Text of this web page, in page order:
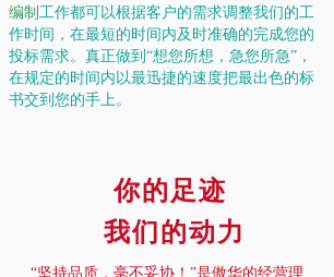
编制 工作都可以根据客户的需求调整我们的工
作时间，在最短的时间内及时准确的完成您的
投标需求。真正做到“想您所想，急您所急”，
在规定的时间内以最迅捷的速度把最出色的标
书交到您的手上。
你的足迹
我们的动力
“坚持品质，毫不妥协！”是傲华的经营理